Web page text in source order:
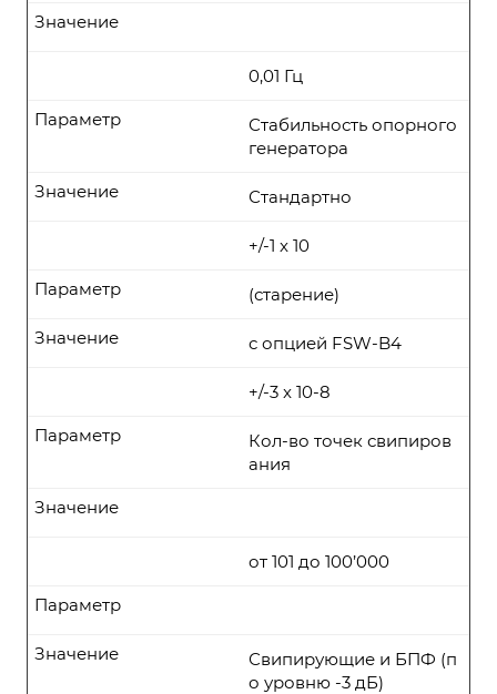
Значение
0,01 Гц
Стабильность опорного
генератора
Параметр
Стандартно
Значение
+/-1 x 10
(старение)
Параметр
с опцией FSW-B4
Значение
+/-3 x 10-8
Кол-во точек свипиров
ания
Параметр
Значение
от 101 до 100’000
Параметр
Свипирующие и БПФ (п
о уровню -3 дБ)
Значение